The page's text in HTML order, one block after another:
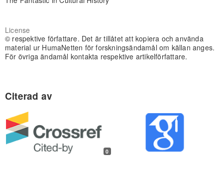
License
© respektive författare. Det är tillåtet att kopiera och använda
material ur HumaNetten för forskningsändamål om källan anges.
För övriga ändamål kontakta respektive artikelförfattare.
0